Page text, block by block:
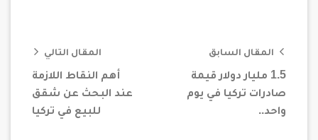
المقال السابق
1.5 مليار دولار قيمة
صادرات تركيا في يوم
واحد..
المقال التالي
أهم النقاط اللازمة
عند البحث عن شقق
للبيع في تركيا